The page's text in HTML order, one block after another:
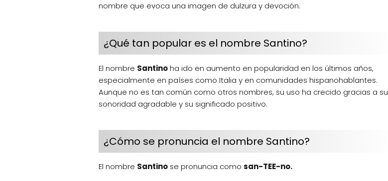
nombre que evoca una imagen de dulzura y devoción.
¿Qué tan popular es el nombre Santino?
El nombre Santinoha ido en aumento en popularidad en los últimos años,
especialmente en países como Italia y en comunidades hispanohablantes.
Aunque no es tan común como otros nombres, su uso ha crecido gracias a su
sonoridad agradable y su significado positivo.
¿Cómo se pronuncia el nombre Santino?
El nombre Santino se pronuncia como san-TEE-no.